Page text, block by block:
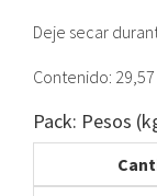
Deje secar
Contenido:
Pack: Pesos